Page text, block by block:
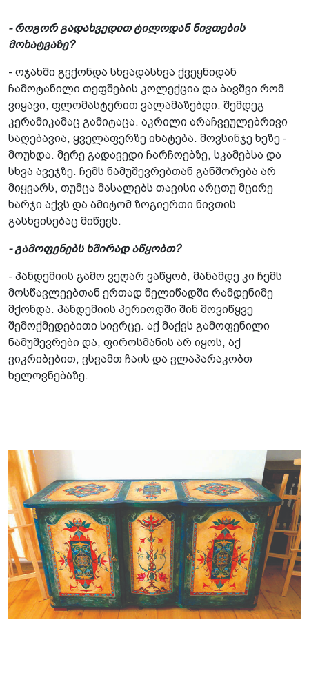
- როგორ გადახვედით ტილოდან ნივთების
მოხატვაზე?
- ოჯახში გვქონდა სხვადასხვა­ ქვეყნიდან
ჩამოტანილი თეფშების კოლექცია და ბავშვი რომ
ვიყავი, ფლომასტერით­ ვალამაზებდი. შემდეგ
კერამიკამაც გამიტაცა.­ აკრილი არაჩვეულებრივი
საღებავია, ყველაფერზე იხატება. მოვსინჯე ხეზე -
მოუხდა. მერე გადავედი ჩარჩოებზე, სკამებსა და
სხვა ავეჯზე. ჩემს ნამუშევრებთან განშორება არ
მიყვარს, თუმცა მასა­ლებს თავისი არცთუ მცირე
ხარჯი აქვს და ამიტომ ზოგიერთი ნივთის
გასხვისებაც მიწევს.
- გამოფენებს ხშირად აწყობთ?
- პანდემიის გამო ვეღარ ვაწყობ, მანამდე კი ჩემს
მოსწავლეებთან ერთად წელიწადში რამდენიმე
მქონდა. პანდემიის პერიოდში შინ მოვიწყვე
შემოქმედებითი სივრცე. აქ მაქვს გამოფენილი
ნამუშევრები და, ფიროსმანის არ იყოს, აქ
ვიკრიბებით, ვსვამთ ჩაის და ვლაპარაკობთ
ხელოვნებაზე.